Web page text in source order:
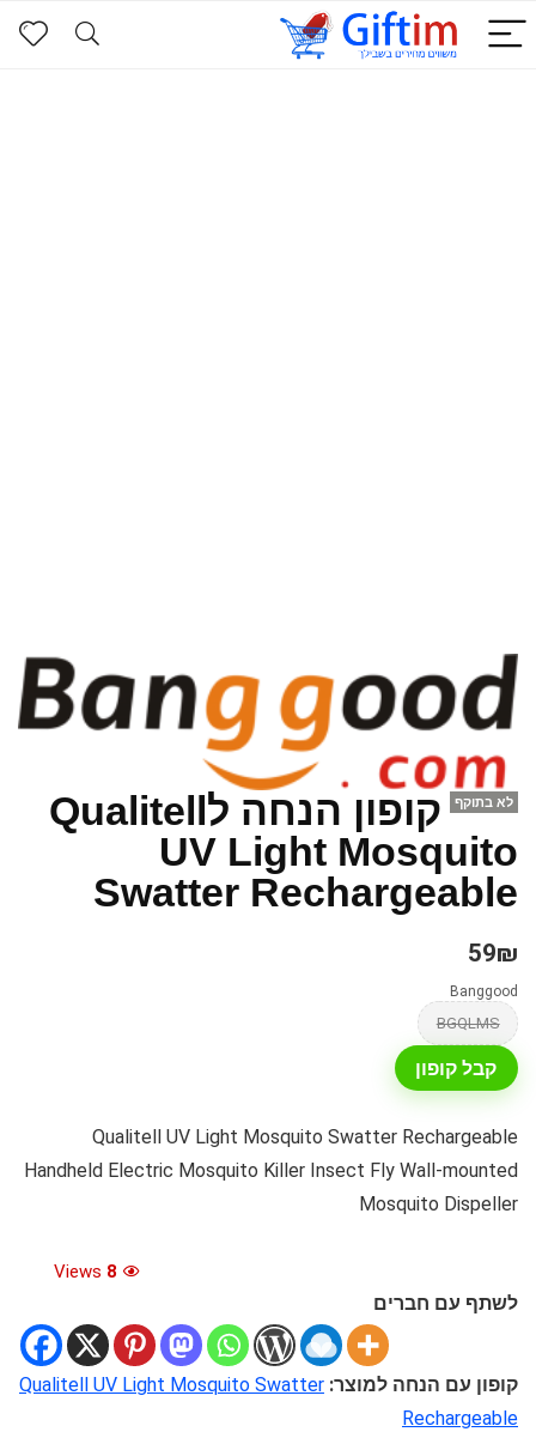
לא בתוקף
קופון הנחה לQualitell
UV Light Mosquito
Swatter Rechargeable
59₪
Banggood
BGQLMS
קבל קופון
Qualitell UV Light Mosquito Swatter Rechargeable
Handheld Electric Mosquito Killer Insect Fly Wall-mounted
Mosquito Dispeller
8
לשתף עם חברים
קופון עם הנחה למוצר: Qualitell UV Light Mosquito Swatter
Rechargeable